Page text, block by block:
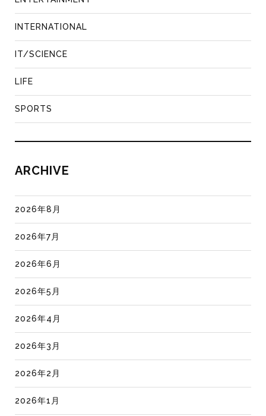
INTERNATIONAL
IT/SCIENCE
LIFE
SPORTS
ARCHIVE
2026年8月
2026年7月
2026年6月
2026年5月
2026年4月
2026年3月
2026年2月
2026年1月